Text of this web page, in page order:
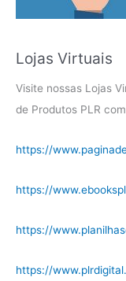
Lojas Virtuais
Visite nossas Lojas
de Produtos PLR
https://
https://
https://
https://